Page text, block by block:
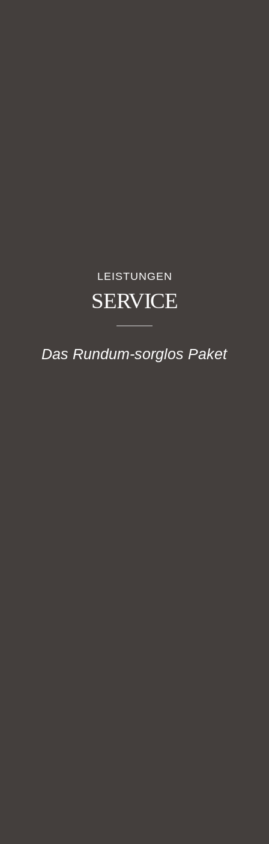
LEISTUNGEN
SERVICE
Das Rundum-sorglos Paket